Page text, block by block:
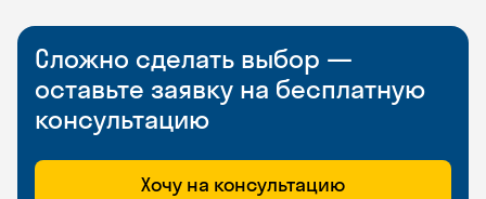
Сложно сделать выбор —
оставьте заявку на бесплатную
консультацию
Хочу на консультацию